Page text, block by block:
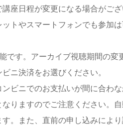
座日程が変更になる場合がござ
トやスマートフォンでも参加
です。アーカイブ視聴期間の変
ニ決済をお選びください。
ビニでのお支払いが間に合わ
りますのでご注意ください。
。また、直前の申し込みによ